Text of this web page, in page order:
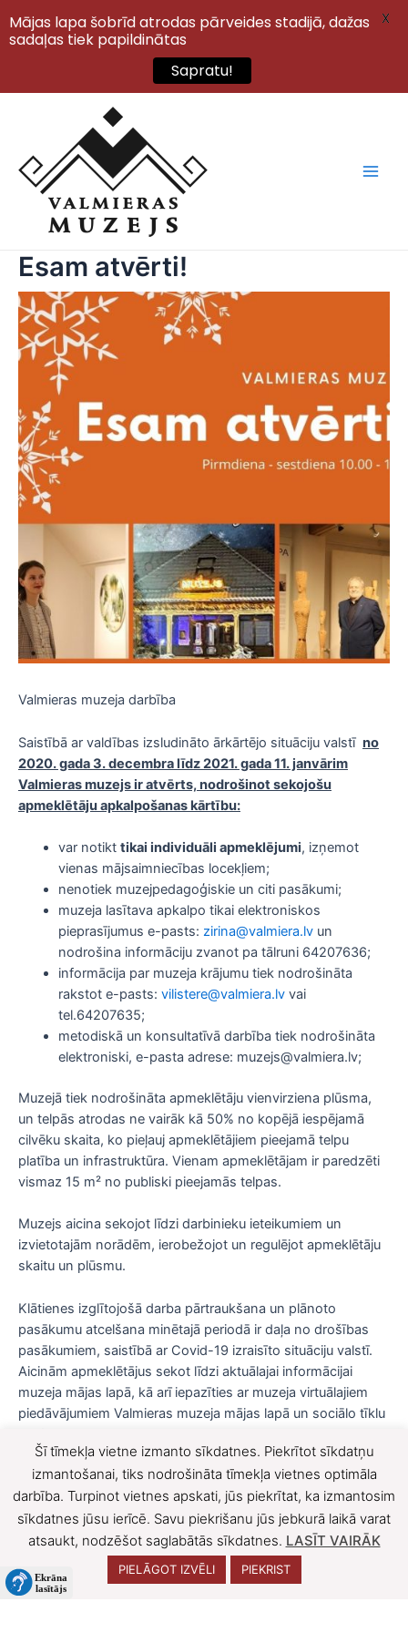
Esam atvērti!
Valmieras muzeja darbība
Saistībā ar valdības izsludināto ārkārtējo situāciju valstī no
2020. gada 3. decembra līdz 2021. gada 11. janvārim
Valmieras muzejs ir atvērts, nodrošinot sekojošu
apmeklētāju apkalpošanas kārtību:
var notikt tikai individuāli apmeklējumi, izņemot
vienas mājsaimniecības locekļiem;
nenotiek muzejpedagoģiskie un citi pasākumi;
muzeja lasītava apkalpo tikai elektroniskos
pieprasījumus e-pasts: zirina@valmiera.lv un
nodrošina informāciju zvanot pa tālruni 64207636;
informācija par muzeja krājumu tiek nodrošināta
rakstot e-pasts: vilistere@valmiera.lvvai
tel.64207635;
metodiskā un konsultatīvā darbība tiek nodrošināta
elektroniski, e-pasta adrese: muzejs@valmiera.lv;
Muzejā tiek nodrošināta apmeklētāju vienvirziena plūsma,
un telpās atrodas ne vairāk kā 50% no kopējā iespējamā
cilvēku skaita, ko pieļauj apmeklētājiem pieejamā telpu
platība un infrastruktūra. Vienam apmeklētājam ir paredzēti
vismaz 15 m² no publiski pieejamās telpas.
Muzejs aicina sekojot līdzi darbinieku ieteikumiem un
izvietotajām norādēm, ierobežojot un regulējot apmeklētāju
skaitu un plūsmu.
Klātienes izglītojošā darba pārtraukšana un plānoto
pasākumu atcelšana minētajā periodā ir daļa no drošības
pasākumiem, saistībā ar Covid-19 izraisīto situāciju valstī.
Aicinām apmeklētājus sekot līdzi aktuālajai informācijai
muzeja mājas lapā, kā arī iepazīties ar muzeja virtuālajiem
piedāvājumiem Valmieras muzeja mājas lapā un sociālo tīklu
F
a
c
e
b
X
Šī tīmekļa vietne izmanto sīkdatnes. Piekrītot sīkdatņu
izmantošanai, tiks nodrošināta tīmekļa vietnes optimāla
darbība. Turpinot vietnes apskati, jūs piekrītat, ka izmantosim
sīkdatnes jūsu ierīcē. Savu piekrišanu jūs jebkurā laikā varat
atsaukt, nodzēšot saglabātās sīkdatnes. LASĪT VAIRĀK
PIELĀGOT IZVĒLI PIEKRIST
Mājas lapa šobrīd atrodas pārveides stadijā, dažas
sadaļas tiek papildinātas
Sapratu!
X